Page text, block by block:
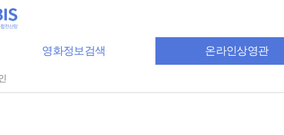
영화정보검색 온라인상영관